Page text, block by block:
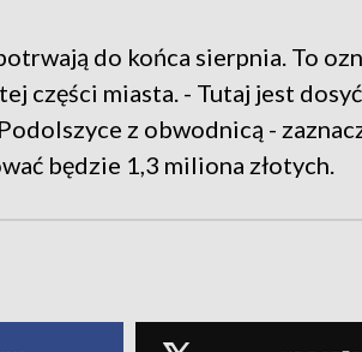
do końca sierpnia. To
części miasta. - Tutaj jest
z obwodnicą -
będzie 1,3 miliona złotych.